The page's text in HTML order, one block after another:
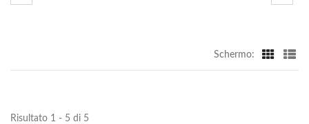
Schermo:
Risultato 1 - 5 di 5